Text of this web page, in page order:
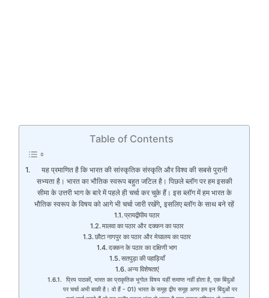
Table of Contents
यह प्रमाणित है कि भारत की सांस्कृतिक संस्कृति और विश्व की सबसे पुरानी
सभ्यता है। भारत का भौतिक स्वरूप बहुत जटिल है। पिछले ब्लॉग पर हम इसकी
सीमा के उत्तरी भाग के बारे में पहले ही चर्चा कर चुके हैं। इस ब्लॉग में हम भारत के
भौतिक स्वरूप के विषय को आगे भी चर्चा जारी रखेंगे, इसलिए ब्लॉग के साथ बने रहें
प्रायद्वीपीय पठार
मालवा का पठार और दक्कन का पठार
छौटा नागपुर का पठार और मेघालय का पठार
दक्कन के पठार का दक्षिणी भाग
सतपुड़ा की पहाड़ियाँ
अन्य विशेषताएं
प्रिय पाठकों, भारत का प्राकृतिक भूगोल विषय यहीं समाप्त नहीं होता है, एक बिंदुओं
पर चर्चा अभी बाकी है। वो हैं - 01) भारत के समूह द्वीप समूह अगर हम इन बिंदुओं पर